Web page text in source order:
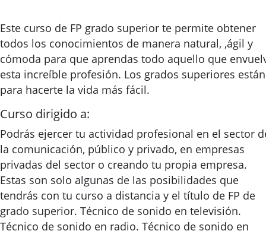
Este curso de FP grado superior te permite obtener
todos los conocimientos de manera natural, ,ágil y
cómoda para que aprendas todo aquello que
esta increíble profesión. Los grados superiores están
para hacerte la vida más fácil.
Curso dirigido a:
Podrás ejercer tu actividad profesional en el sector
la comunicación, público y privado, en empresas
privadas del sector o creando tu propia empresa.
Estas son solo algunas de las posibilidades que
tendrás con tu curso a distancia y el título de FP de
grado superior. Técnico de sonido en televisión.
Técnico de sonido en radio. Técnico de sonido en